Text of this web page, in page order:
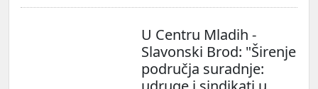
U Centru Mladih -
Slavonski Brod: "Širenje
područja suradnje: